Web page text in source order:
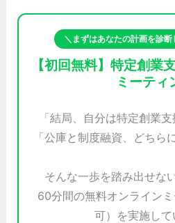
＼まずはあなたの計画を診
【初回無料】特定創業
ミーティ
「結局、自分は特定創業
「公庫と制度融資、どちら
そんな一歩を踏み出せな
60分間の無料オンライン
可）を実施して